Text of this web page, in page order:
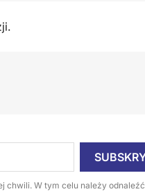
chwili. W tym celu należy odnaleźć